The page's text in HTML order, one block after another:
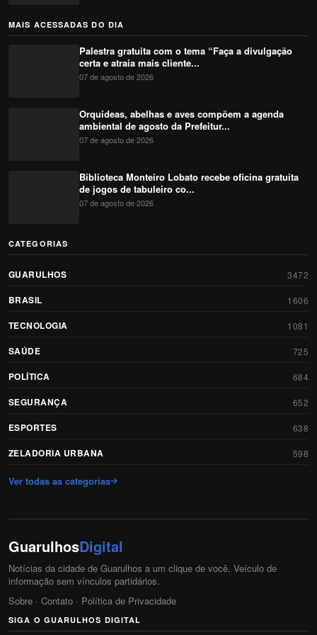
MAIS ACESSADAS DO DIA
Palestra gratuita com o tema “Faça a divulgação
certa e atraia mais cliente...
07 de agosto de 2026
Orquídeas, abelhas e aves compõem a agenda
ambiental de agosto da Prefeitur...
07 de agosto de 2026
Biblioteca Monteiro Lobato recebe oficina gratuita
de jogos de tabuleiro co...
07 de agosto de 2026
CATEGORIAS
GUARULHOS 3472
BRASIL 1606
TECNOLOGIA 1081
SAÚDE 725
POLÍTICA 684
SEGURANÇA 652
ESPORTES 638
ZELADORIA URBANA 598
Ver todas as categorias
GuarulhosDigital
Notícias da cidade de Guarulhos a um clique de você. Veículo de
informação sem vínculos partidários.
Sobre · Contato · Política de Privacidade
SIGA O GUARULHOS DIGITAL